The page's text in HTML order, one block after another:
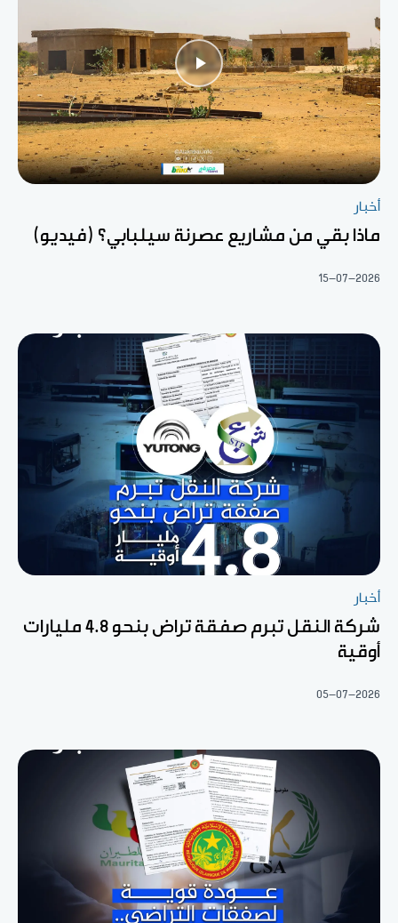
أخبار
ماذا بقي من مشاريع عصرنة سيلبابي؟ (فيديو)
15-07-2026
أخبار
شركة النقل تبرم صفقة تراض بنحو 4.8 مليارات
أوقية
05-07-2026